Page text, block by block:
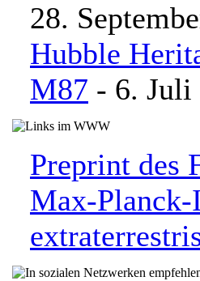
28.
Hubble
M87 - 6. Juli
Preprint des
Max-